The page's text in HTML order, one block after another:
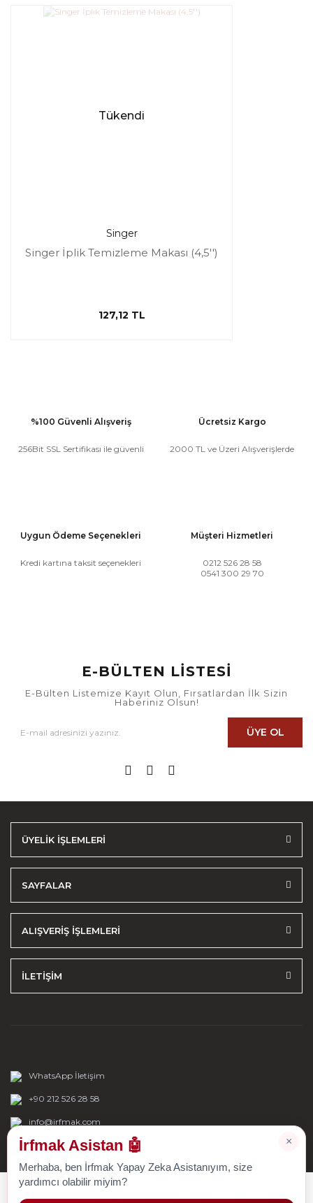
Tükendi
Singer
Singer İplik Temizleme Makası (4,5'')
127,12 TL
%100 Güvenli Alışveriş
256Bit SSL Sertifikası ile güvenli
Ücretsiz Kargo
2000 TL ve Üzeri Alışverişlerde
Uygun Ödeme Seçenekleri
Kredi kartına taksit seçenekleri
Müşteri Hizmetleri
0212 526 28 58
0541 300 29 70
E-BÜLTEN LİSTESİ
E-Bülten Listemize Kayıt Olun, Fırsatlardan İlk Sizin
Haberiniz Olsun!
ÜYE OL
ÜYELİK İŞLEMLERİ
SAYFALAR
ALIŞVERİŞ İŞLEMLERİ
İLETİŞİM
WhatsApp İletişim
+90 212 526 28 58
info@irfmak.com
×
İrfmak Asistan 🤖
Merhaba, ben İrfmak Yapay Zeka Asistanıyım, size
yardımcı olabilir miyim?